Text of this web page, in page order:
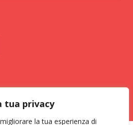
tua privacy
la tua esperienza di